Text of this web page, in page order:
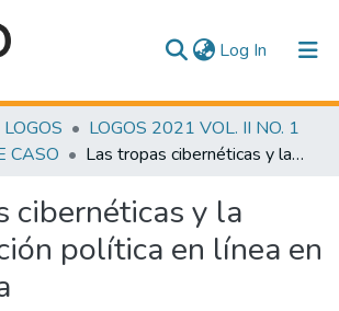
Log In (current)
LOGOS 2021 VOL. II NO. 1
CASO
Las tropas cibernéticas y la manipulación política en línea en Costa Rica
cibernéticas y la
política en línea en